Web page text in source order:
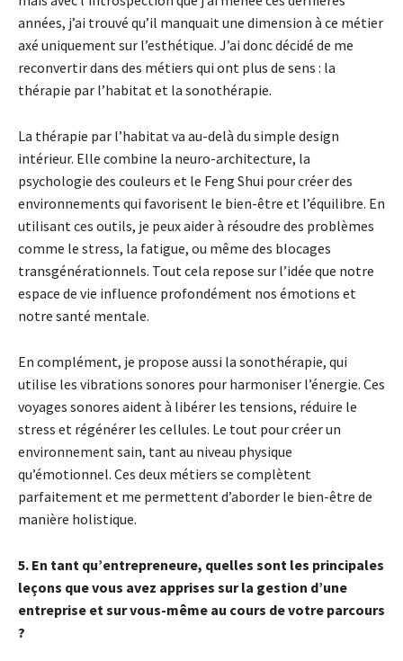
années, j’ai trouvé qu’il manquait une dimension à ce métier
axé uniquement sur l’esthétique. J’ai donc décidé de me
reconvertir dans des métiers qui ont plus de sens : la
thérapie par l’habitat et la sonothérapie.
La thérapie par l’habitat va au-delà du simple design
intérieur. Elle combine la neuro-architecture, la
psychologie des couleurs et le Feng Shui pour créer des
environnements qui favorisent le bien-être et l’équilibre. En
utilisant ces outils, je peux aider à résoudre des problèmes
comme le stress, la fatigue, ou même des blocages
transgénérationnels. Tout cela repose sur l’idée que notre
espace de vie influence profondément nos émotions et
notre santé mentale.
En complément, je propose aussi la sonothérapie, qui
utilise les vibrations sonores pour harmoniser l’énergie. Ces
voyages sonores aident à libérer les tensions, réduire le
stress et régénérer les cellules. Le tout pour créer un
environnement sain, tant au niveau physique
qu’émotionnel. Ces deux métiers se complètent
parfaitement et me permettent d’aborder le bien-être de
manière holistique.
5. En tant qu’entrepreneure, quelles sont les principales
leçons que vous avez apprises sur la gestion d’une
entreprise et sur vous-même au cours de votre parcours
?